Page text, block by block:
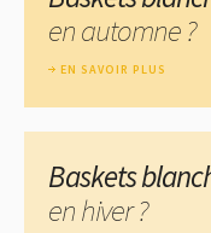
en automne ?
EN SAVOIR PLUS
Baskets
en hiver ?